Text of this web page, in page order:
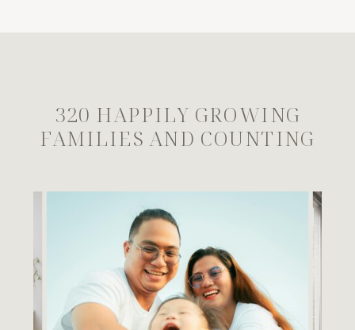
320 HAPPILY GROWING
FAMILIES AND COUNTING